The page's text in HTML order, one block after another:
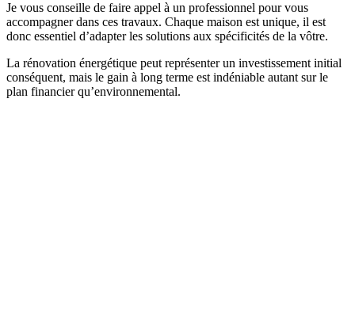
Je vous conseille de faire appel à un professionnel pour vous
accompagner dans ces travaux. Chaque maison est unique, il est
donc essentiel d’adapter les solutions aux spécificités de la vôtre.
La rénovation énergétique peut représenter un investissement initial
conséquent, mais le gain à long terme est indéniable autant sur le
plan financier qu’environnemental.